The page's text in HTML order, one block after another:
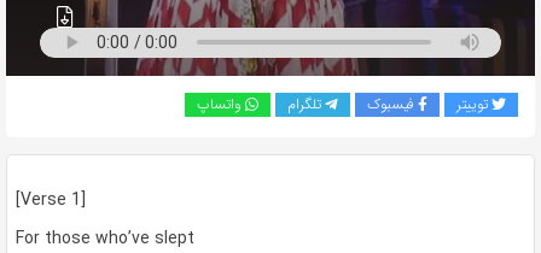
توییتر فیسبوک تلگرام واتساپ
[Verse 1]
For those who’ve slept